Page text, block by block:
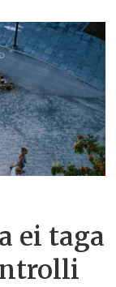
ei taga